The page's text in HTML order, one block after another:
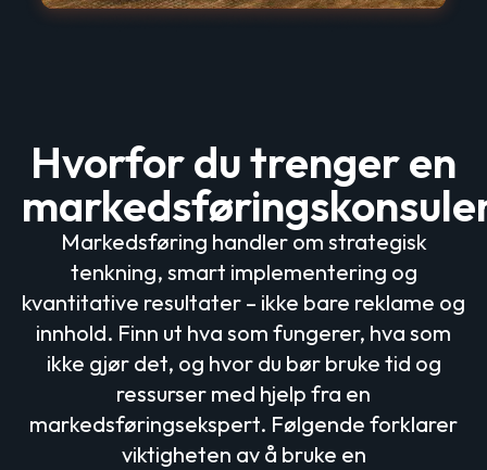
Hvorfor du trenger en
Markedsføring handler om strategisk
tenkning, smart implementering og
kvantitative resultater – ikke bare reklame og
innhold. Finn ut hva som fungerer, hva som
ikke gjør det, og hvor du bør bruke tid og
ressurser med hjelp fra en
markedsføringsekspert. Følgende forklarer
viktigheten av å bruke en